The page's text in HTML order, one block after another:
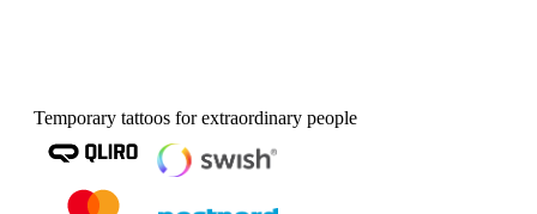
Temporary tattoos for extraordinary people